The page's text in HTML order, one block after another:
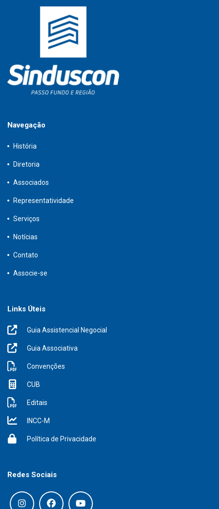
Navegação
História
Diretoria
Associados
Representatividade
Serviços
Notícias
Contato
Associe-se
Links Úteis
Guia Assistencial Negocial
Guia Associativa
Convenções
CUB
Editais
INCC-M
Política de Privacidade
Redes Sociais